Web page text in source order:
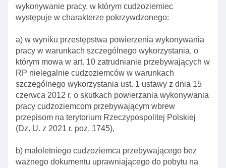
wykonywanie pracy, w którym cudzoziemiec
występuje w charakterze pokrzywdzonego:
a) w wyniku przestępstwa powierzenia wykonywania
pracy w warunkach szczególnego wykorzystania, o
którym mowa w art. 10 zatrudnianie przebywających w
RP nielegalnie cudzoziemców w warunkach
szczególnego wykorzystania ust. 1 ustawy z dnia 15
czerwca 2012 r. o skutkach powierzania wykonywania
pracy cudzoziemcom przebywającym wbrew
przepisom na terytorium Rzeczypospolitej Polskiej
(Dz. U. z 2021 r. poz. 1745),
b) małoletniego cudzoziemca przebywającego bez
ważnego dokumentu uprawniającego do pobytu na